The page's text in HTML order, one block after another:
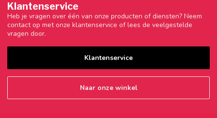
Klantenservice
Heb je vragen over één van onze producten of diensten? Neem
contact op met onze klantenservice of lees de veelgestelde
vragen door.
Klantenservice
Naar onze winkel